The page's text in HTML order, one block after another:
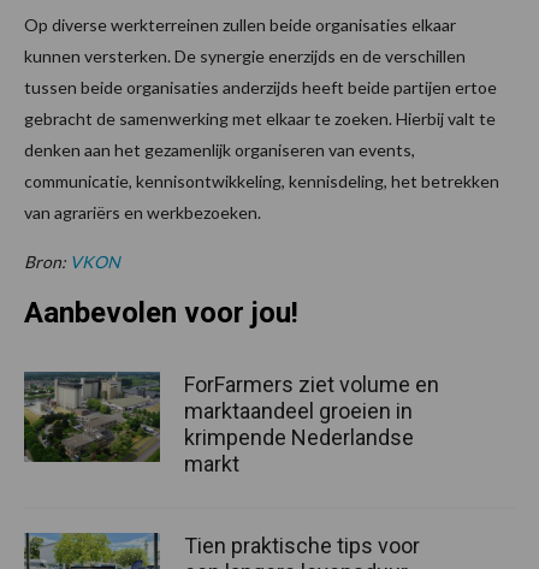
Op diverse werkterreinen zullen beide organisaties elkaar
kunnen versterken. De synergie enerzijds en de verschillen
tussen beide organisaties anderzijds heeft beide partijen ertoe
gebracht de samenwerking met elkaar te zoeken. Hierbij valt te
denken aan het gezamenlijk organiseren van events,
communicatie, kennisontwikkeling, kennisdeling, het betrekken
van agrariërs en werkbezoeken.
Bron: VKON
Aanbevolen voor jou!
ForFarmers ziet volume en
marktaandeel groeien in
krimpende Nederlandse
markt
Tien praktische tips voor